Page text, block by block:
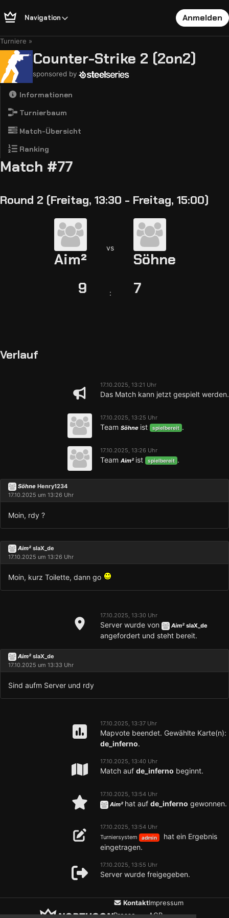
Navigation Anmelden
Turniere
Counter-Strike 2 (2on2)
sponsored by
Informationen
Turnierbaum
Match-Übersicht
Ranking
Match #77
Round 2 (Freitag, 13:30 - Freitag, 15:00)
Aim²
vs
Söhne
9
: 7
Verlauf
17.10.2025, 13:21 Uhr
Das Match kann jetzt gespielt werden.
17.10.2025, 13:25 Uhr
Team Söhne ist spielbereit .
17.10.2025, 13:26 Uhr
Team Aim² ist spielbereit .
Söhne Henry1234
17.10.2025 um 13:26 Uhr
Moin, rdy ?
Aim² slaX_de
17.10.2025 um 13:26 Uhr
Moin, kurz Toilette, dann go
17.10.2025, 13:30 Uhr
Server wurde von Aim² slaX_de
angefordert und steht bereit.
Aim² slaX_de
17.10.2025 um 13:33 Uhr
Sind aufm Server und rdy
17.10.2025, 13:37 Uhr
Mapvote beendet. Gewählte Karte(n):
de_inferno.
17.10.2025, 13:40 Uhr
Match auf de_inferno beginnt.
17.10.2025, 13:54 Uhr
Aim² hat auf de_inferno gewonnen.
17.10.2025, 13:54 Uhr
Turniersystem
admin
hat ein Ergebnis
eingetragen.
17.10.2025, 13:55 Uhr
Server wurde freigegeben.
Kontakt
Presse
Impressum
AGB